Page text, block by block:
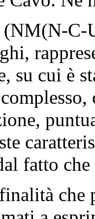
chiesto
Cavo. Ne
NM(N-
su cui è
fatto